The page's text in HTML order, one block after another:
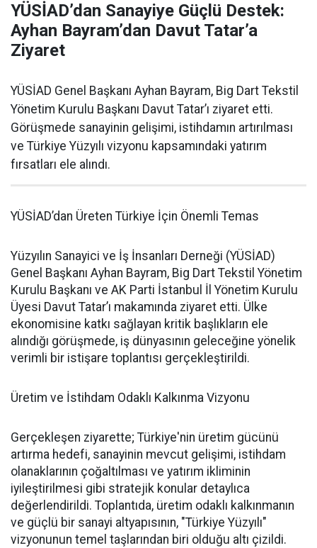
YÜSİAD’dan Sanayiye Güçlü Destek:
Ayhan Bayram’dan Davut Tatar’a
Ziyaret
YÜSİAD Genel Başkanı Ayhan Bayram, Big Dart Tekstil
Yönetim Kurulu Başkanı Davut Tatar’ı ziyaret etti.
Görüşmede sanayinin gelişimi, istihdamın artırılması
ve Türkiye Yüzyılı vizyonu kapsamındaki yatırım
fırsatları ele alındı.
YÜSİAD’dan Üreten Türkiye İçin Önemli Temas
Yüzyılın Sanayici ve İş İnsanları Derneği (YÜSİAD)
Genel Başkanı Ayhan Bayram, Big Dart Tekstil Yönetim
Kurulu Başkanı ve AK Parti İstanbul İl Yönetim Kurulu
Üyesi Davut Tatar’ı makamında ziyaret etti. Ülke
ekonomisine katkı sağlayan kritik başlıkların ele
alındığı görüşmede, iş dünyasının geleceğine yönelik
verimli bir istişare toplantısı gerçekleştirildi.
Üretim ve İstihdam Odaklı Kalkınma Vizyonu
Gerçekleşen ziyarette; Türkiye'nin üretim gücünü
artırma hedefi, sanayinin mevcut gelişimi, istihdam
olanaklarının çoğaltılması ve yatırım ikliminin
iyileştirilmesi gibi stratejik konular detaylıca
değerlendirildi. Toplantıda, üretim odaklı kalkınmanın
ve güçlü bir sanayi altyapısının, "Türkiye Yüzyılı"
vizyonunun temel taşlarından biri olduğu altı çizildi.